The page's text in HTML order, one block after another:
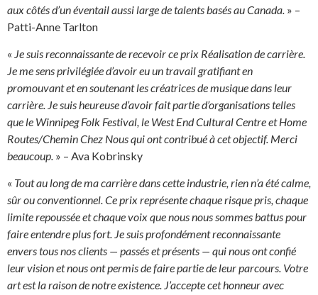
aux côtés d’un éventail aussi large de talents basés au Canada. » –
Patti-Anne Tarlton
« Je suis reconnaissante de recevoir ce prix Réalisation de carrière.
Je me sens privilégiée d’avoir eu un travail gratifiant en
promouvant et en soutenant les créatrices de musique dans leur
carrière. Je suis heureuse d’avoir fait partie d’organisations telles
que le Winnipeg Folk Festival, le West End Cultural Centre et Home
Routes/Chemin Chez Nous qui ont contribué à cet objectif. Merci
beaucoup. » – Ava Kobrinsky
« Tout au long de ma carrière dans cette industrie, rien n’a été calme,
sûr ou conventionnel. Ce prix représente chaque risque pris, chaque
limite repoussée et chaque voix que nous nous sommes battus pour
faire entendre plus fort. Je suis profondément reconnaissante
envers tous nos clients — passés et présents — qui nous ont confié
leur vision et nous ont permis de faire partie de leur parcours. Votre
art est la raison de notre existence. J’accepte cet honneur avec